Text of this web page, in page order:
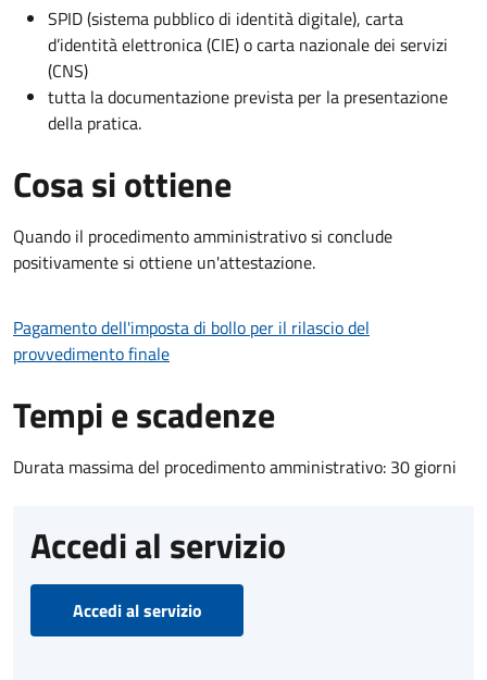
SPID (sistema pubblico di identità digitale), carta
d’identità elettronica (CIE) o carta nazionale dei servizi
(CNS)
tutta la documentazione prevista per la presentazione
della pratica.
Cosa si ottiene
Quando il procedimento amministrativo si conclude
positivamente si ottiene un'attestazione.
Pagamento dell'imposta di bollo per il rilascio del
provvedimento finale
Tempi e scadenze
Durata massima del procedimento amministrativo: 30 giorni
Accedi al servizio
Accedi al servizio